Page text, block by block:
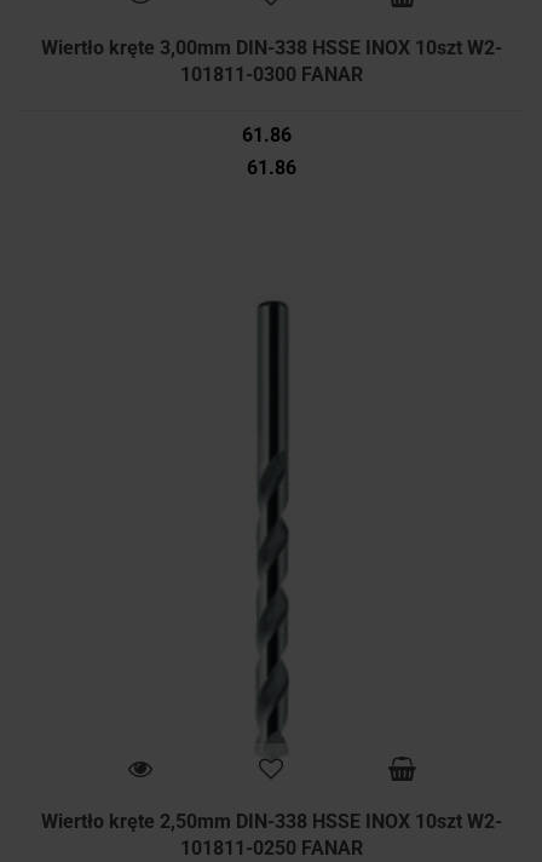
Wiertło kręte 3,00mm DIN-338 HSSE INOX 10szt W2-
101811-0300 FANAR
61.86
61.86
Wiertło kręte 2,50mm DIN-338 HSSE INOX 10szt W2-
101811-0250 FANAR